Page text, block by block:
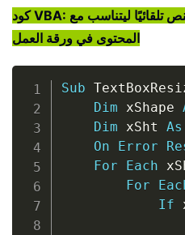
كود VBA: تغيير حجم جميع مربع النص تلقائيًا ليتناسب مع
المحتوى في ورقة العمل
Sub
Dim xShape
Dim xSht As
On
Error
For
Each
For
If